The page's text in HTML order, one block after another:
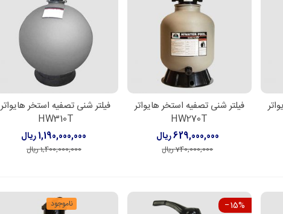
افزودن به سبد خرید
فیلتر شنی تصفیه استخر هایواتر
HW270T
629,000,000 ریال
740,000,000 ریال
افزودن به سبد خرید
فیلتر شنی تصفیه استخر هایواتر
HW310T
1,190,000,000 ریال
1,400,000,000 ریال
‎−15% ناموجود